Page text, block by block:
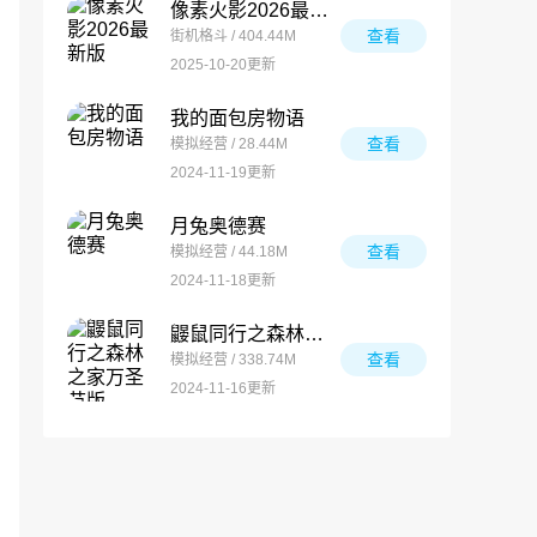
像素火影2026最新版
街机格斗 / 404.44M
2025-10-20更新
查看
我的面包房物语
模拟经营 / 28.44M
2024-11-19更新
查看
月兔奥德赛
模拟经营 / 44.18M
2024-11-18更新
查看
鼹鼠同行之森林之家万圣节版
模拟经营 / 338.74M
2024-11-16更新
查看